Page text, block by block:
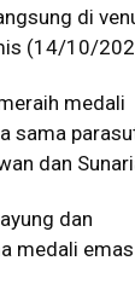
di
(14/10/
medali
sama
dan
dan
medali